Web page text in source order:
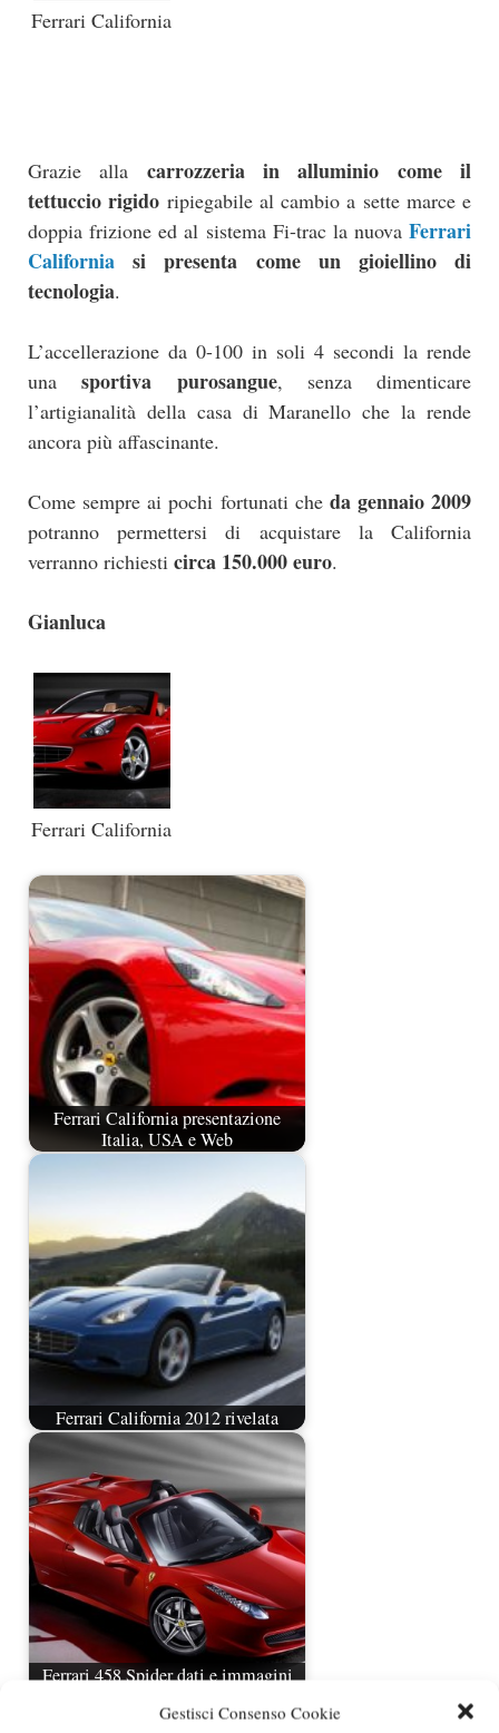
Gestisci Consenso Cookie
Ferrari California
Grazie alla carrozzeria in alluminio come il
tettuccio rigido ripiegabile al cambio a sette marce e
doppia frizione ed al sistema Fi-trac la nuova Ferrari
California si presenta come un gioiellino di
tecnologia.
L’accellerazione da 0-100 in soli 4 secondi la rende
unasportiva purosangue, senza dimenticare
l’artigianalità della casa di Maranello che la rende
ancora più affascinante.
Come sempre ai pochi fortunati che da gennaio 2009
potranno permettersi di acquistare la California
verranno richiesti circa 150.000 euro.
Gianluca
Ferrari California
Ferrari California presentazione
Italia, USA e Web
Ferrari California 2012 rivelata
Ferrari 458 Spider dati e immagini